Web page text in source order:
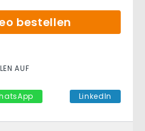
bestellen
AUF
LinkedIn